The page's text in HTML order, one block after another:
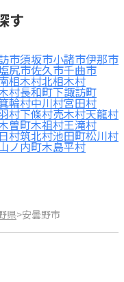
す
市須坂市小諸市伊那市
尻市佐久市千曲市
相木村北相木村
村長和町下諏訪町
輪村中川村宮田村
村下條村売木村天龍村
曽町木祖村王滝村
村筑北村池田町松川村
ノ内町木島平村
県>安曇野市